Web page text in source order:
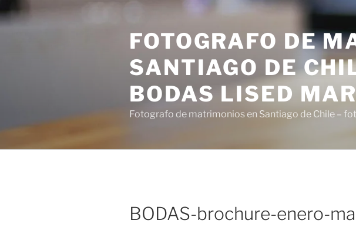
al
FOTOGRAFO DE
SANTIAGO DE
BODAS LISED
Fotografo de matrimonios en Santiago de Chile –
BODAS-brochure-enero-